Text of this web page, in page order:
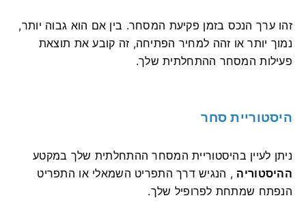
זהו ערך הנכס בזמן פקיעת המסחר. בין אם הוא גבוה יותר,
נמוך יותר או זהה למחיר הפתיחה, זה קובע את תוצאת
פעילות המסחר ההתחלתית שלך.
היסטוריית סחר
ניתן לעיין בהיסטוריית המסחר ההתחלתית שלך במקטע
ההיסטוריה , הנגיש דרך התפריט השמאלי או התפריט
הנפתח שמתחת לפרופיל שלך.